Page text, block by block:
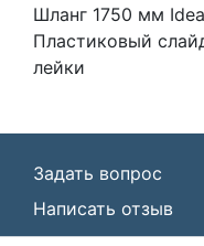
Шланг 1750 мм
Пластиковый
лейки
Задать вопрос
Написать отзыв